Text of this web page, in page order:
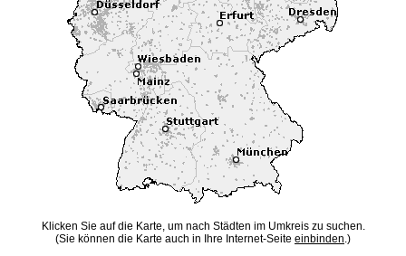
Klicken Sie auf die Karte, um nach Städten im Umkreis zu suchen.
(Sie können die Karte auch in Ihre Internet-Seite einbinden.)